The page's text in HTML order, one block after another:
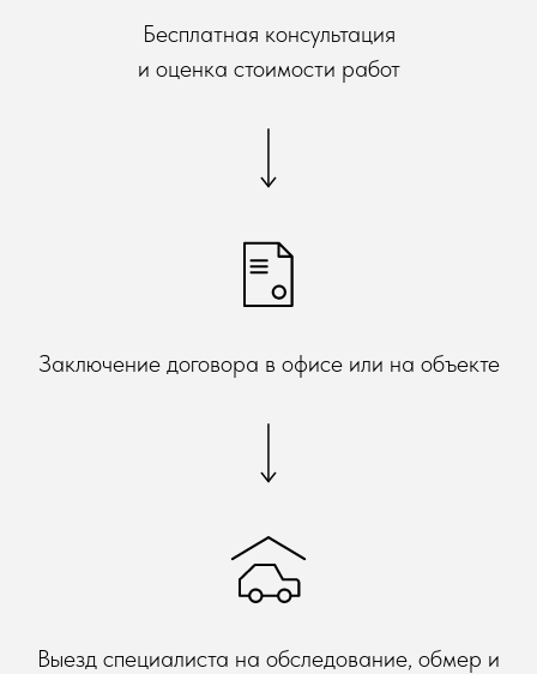
Бесплатная консультация
и оценка стоимости работ
Заключение договора в офисе или на объекте
Выезд специалиста на обследование, обмер и